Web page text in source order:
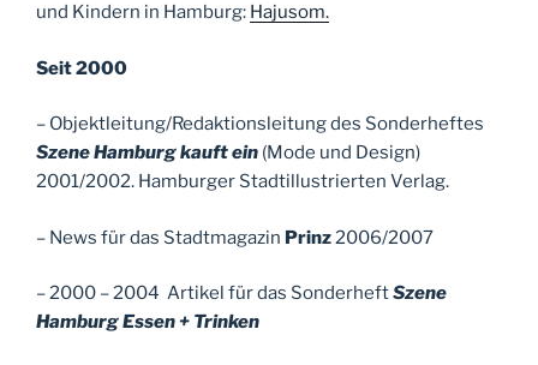
und Kindern in Hamburg: Hajusom.
Seit 2000
– Objektleitung/Redaktionsleitung des Sonderheftes
Szene Hamburg kauft ein (Mode und Design)
2001/2002. Hamburger Stadtillustrierten Verlag.
– News für das Stadtmagazin Prinz 2006/2007
– 2000 – 2004 Artikel für das SonderheftSzene
Hamburg Essen + Trinken